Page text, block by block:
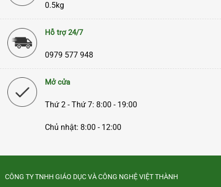
0.5kg
Hỗ trợ 24/7
0979 577 948
Mở cửa
Thứ 2 - Thứ 7: 8:00 - 19:00
Chủ nhật: 8:00 - 12:00
CÔNG TY TNHH GIÁO DỤC VÀ CÔNG NGHỆ VIỆT THÀNH